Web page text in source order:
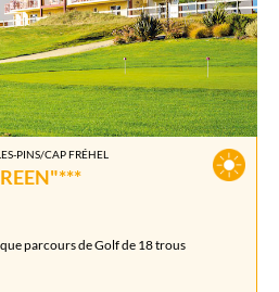
PINS/CAP FRÉHEL
parcours de Golf de 18 trous